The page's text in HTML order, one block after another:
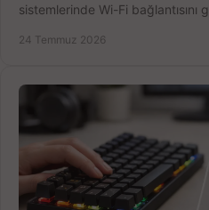
sistemlerinde Wi-Fi
24 Temmuz 2026